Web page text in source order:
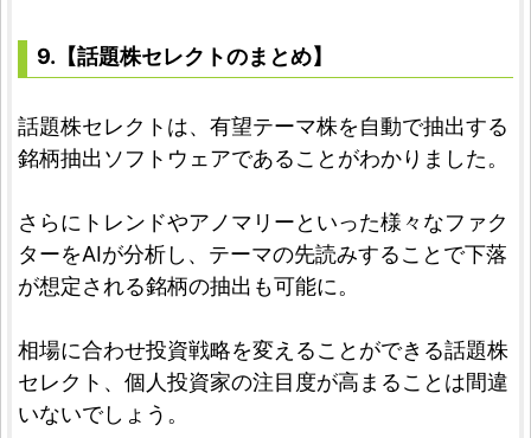
9.【話題株セレクトのまとめ】
話題株セレクトは、有望テーマ株を自動で抽出する
銘柄抽出ソフトウェアであることがわかりました。
さらにトレンドやアノマリーといった様々なファク
ターをAIが分析し、テーマの先読みすることで下落
が想定される銘柄の抽出も可能に。
相場に合わせ投資戦略を変えることができる話題株
セレクト、個人投資家の注目度が高まることは間違
いないでしょう。